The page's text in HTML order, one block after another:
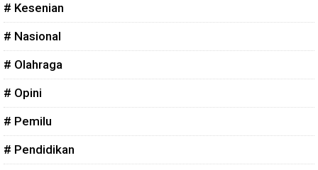
# Kesenian
# Nasional
# Olahraga
# Opini
# Pemilu
# Pendidikan